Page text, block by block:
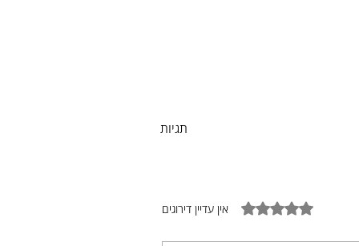
תגיות
דירוג של 0 מתוך 5 כוכבים אין עדיין דירוגים